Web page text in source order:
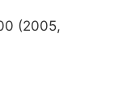
(2005,